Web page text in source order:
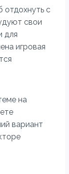
отдохнуть с
свои
для
игровая
на
вариант